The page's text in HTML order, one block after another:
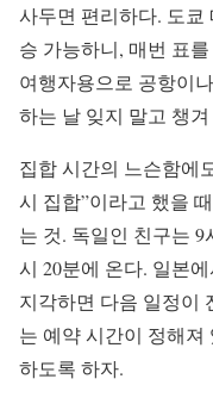
사두면 편리하다. 도
승 가능하니, 매번 표
여행자용으로 공항이
하는 날 잊지 말고 챙
집합 시간의 느슨함에
시 집합”이라고 했을
는 것. 독일인 친구는
시 20분에 온다. 일본
지각하면 다음 일정이
는 예약 시간이 정해
하도록 하자.